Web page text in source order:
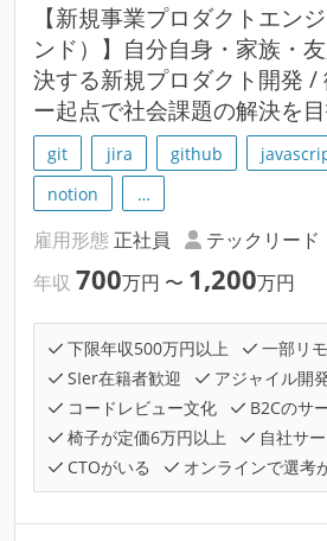
【新規事業プロダクトエン
ンド）】自分自身・家族・
決する新規プロダクト開発 /
ー起点で社会課題の解決を
git jira github
notion
…
雇用形態 正社員 テックリード
年収 700万円 〜 1,200万円
下限年収500万円以上
一部リ
SIer在籍者歓迎
アジャイル開
コードレビュー文化
B2Cのサ
椅子が定価6万円以上
自社サ
CTOがいる
オンラインで選考